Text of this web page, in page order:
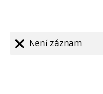
Není záznam